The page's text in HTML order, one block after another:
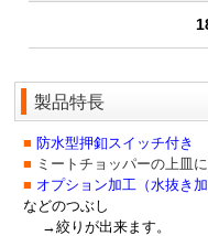
製品特長
■ 防水型押釦スイッチ付き
■ ミートチョッパーの上皿
■ オプション加工（水抜き加
などのつぶし
→絞りが出来ます。